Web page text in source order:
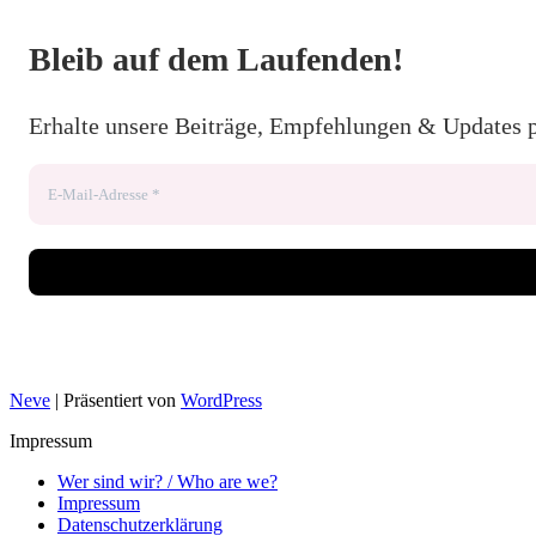
Bleib auf dem Laufenden!
Erhalte unsere Beiträge, Empfehlungen & Updates
Neve | Präsentiert von WordPress
Impressum
Wer sind wir? / Who are we?
Impressum
Datenschutzerklärung